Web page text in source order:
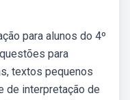
para alunos do 4º
para
textos pequenos
de interpretação de